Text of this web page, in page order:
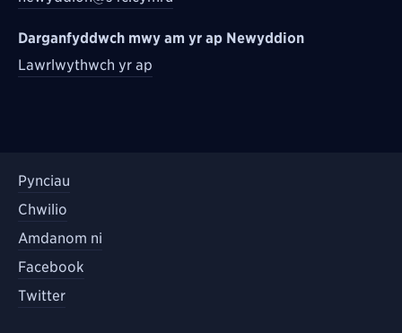
Darganfyddwch mwy am yr ap Newyddion
Lawrlwythwch yr ap
Pynciau
Chwilio
Amdanom ni
Facebook
Twitter